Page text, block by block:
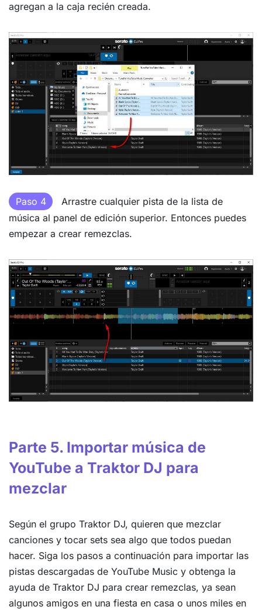
agregan a la caja recién creada.
Paso 4
Arrastre cualquier pista de la lista de
música al panel de edición superior. Entonces puedes
empezar a crear remezclas.
Parte 5. Importar música de
YouTube a Traktor DJ para
mezclar
Según el grupo Traktor DJ, quieren que mezclar
canciones y tocar sets sea algo que todos puedan
hacer. Siga los pasos a continuación para importar las
pistas descargadas de YouTube Music y obtenga la
ayuda de Traktor DJ para crear remezclas, ya sean
algunos amigos en una fiesta en casa o unos miles en